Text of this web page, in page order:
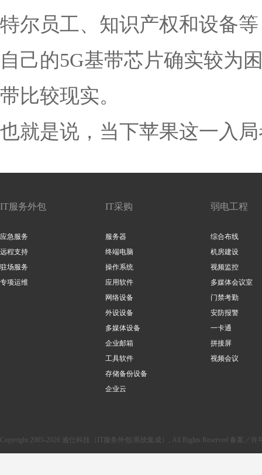
特尔员工、知识产权和设备
自己的5G基带芯片确实较为
带比较现实。
也就是说，当下苹果这一入
IT服务外包
应急服务
远程支持
驻场服务
专项运维
IT采购
服务器
终端电脑
操作系统
应用软件
网络设备
外设设备
多媒体设备
企业邮箱
工具软件
存储备份设备
企业云
弱电工程
综合布线
机房建设
视频监控
多媒体会议室
门禁考勤
安防报警
一卡通
拼接屏
视频会议
Copyright 2005-2026 逾仕科技（IT服务外包/系统集成）, All Rights Reserved 备案／